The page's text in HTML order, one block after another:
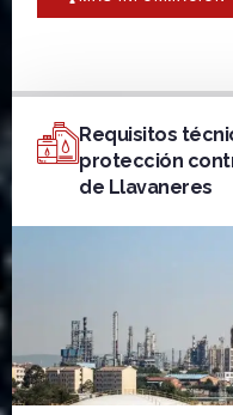
Requisitos
protección
de Llavaneres